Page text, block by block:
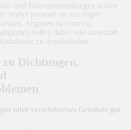
und Flanschverbindungen sollten
immer passend zur jeweiligen
Angaben zu Normen,
helfen dabei, eine dauerhaft
zu gewährleisten.
Dichtungen,
oder verschlissenes Gewinde gut